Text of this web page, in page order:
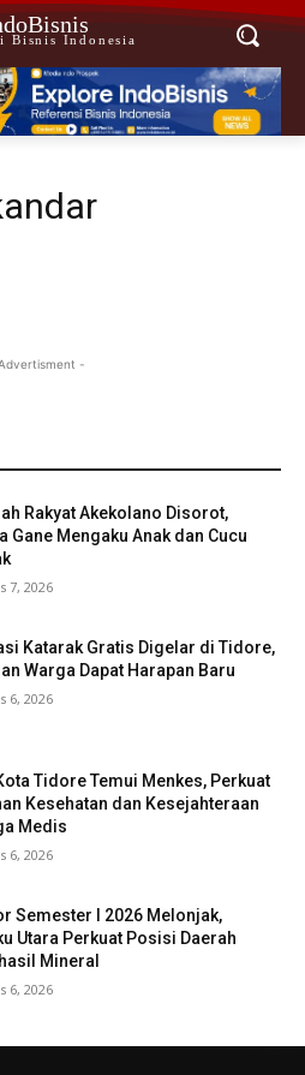
Bisnis Indonesia
-
Rakyat Akekolano Disorot,
Gane Mengaku Anak dan Cucu
7, 2026
Katarak Gratis Digelar di Tidore,
Warga Dapat Harapan Baru
6, 2026
Tidore Temui Menkes, Perkuat
Kesehatan dan Kesejahteraan
Medis
6, 2026
Semester I 2026 Melonjak,
Utara Perkuat Posisi Daerah
Mineral
6, 2026